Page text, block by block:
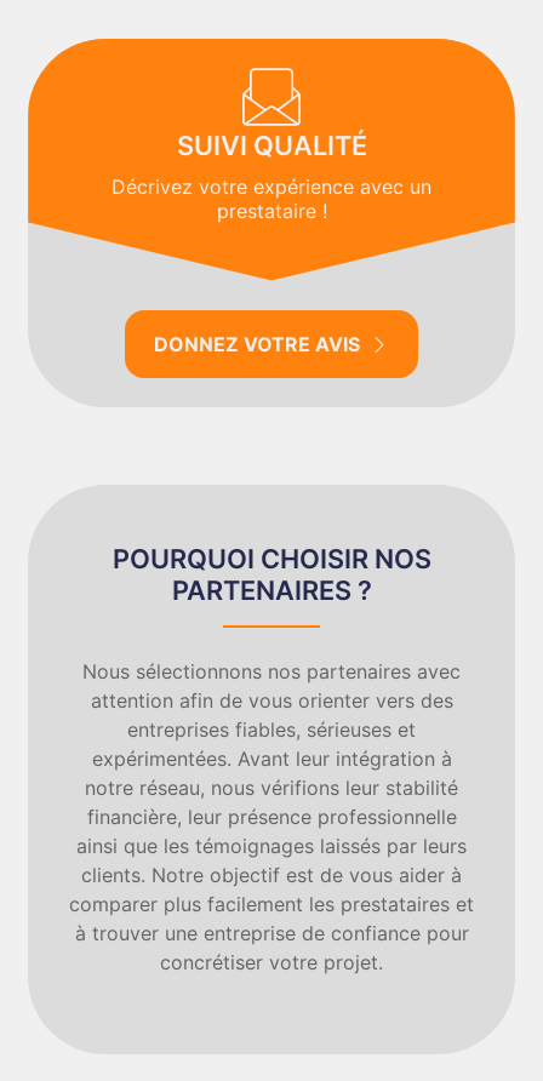
SUIVI QUALITÉ
Décrivez votre expérience avec un
prestataire !
DONNEZ VOTRE AVIS
POURQUOI CHOISIR NOS
PARTENAIRES ?
Nous sélectionnons nos partenaires avec
attention afin de vous orienter vers des
entreprises fiables, sérieuses et
expérimentées. Avant leur intégration à
notre réseau, nous vérifions leur stabilité
financière, leur présence professionnelle
ainsi que les témoignages laissés par leurs
clients. Notre objectif est de vous aider à
comparer plus facilement les prestataires et
à trouver une entreprise de confiance pour
concrétiser votre projet.